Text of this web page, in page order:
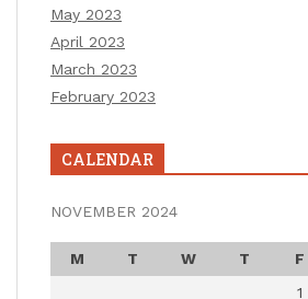
May 2023
April 2023
March 2023
February 2023
CALENDAR
NOVEMBER 2024
M T W T F
1